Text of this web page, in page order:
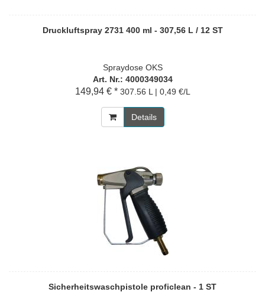
Druckluftspray 2731 400 ml - 307,56 L / 12 ST
Spraydose OKS
Art. Nr.: 4000349034
149,94 € * 307.56 L | 0,49 €/L
Details
Sicherheitswaschpistole proficlean - 1 ST